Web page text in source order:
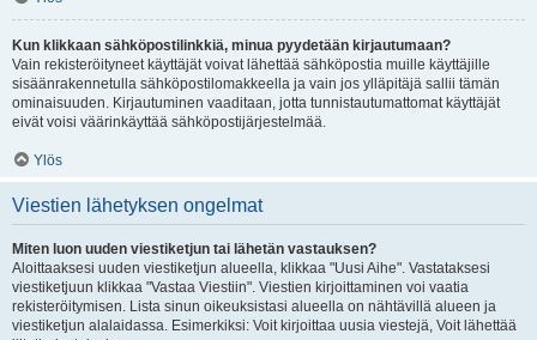
Kun klikkaan sähköpostilinkkiä, minua pyydetään kirjautumaan?
Vain rekisteröityneet käyttäjät voivat lähettää sähköpostia muille käyttäjille
sisäänrakennetulla sähköpostilomakkeella ja vain jos ylläpitäjä sallii tämän
ominaisuuden. Kirjautuminen vaaditaan, jotta tunnistautumattomat käyttäjät
eivät voisi väärinkäyttää sähköpostijärjestelmää.
Ylös
Viestien lähetyksen ongelmat
Miten luon uuden viestiketjun tai lähetän vastauksen?
Aloittaaksesi uuden viestiketjun alueella, klikkaa "Uusi Aihe". Vastataksesi
viestiketjuun klikkaa "Vastaa Viestiin". Viestien kirjoittaminen voi vaatia
rekisteröitymisen. Lista sinun oikeuksistasi alueella on nähtävillä alueen ja
viestiketjun alalaidassa. Esimerkiksi: Voit kirjoittaa uusia viestejä, Voit lähettää